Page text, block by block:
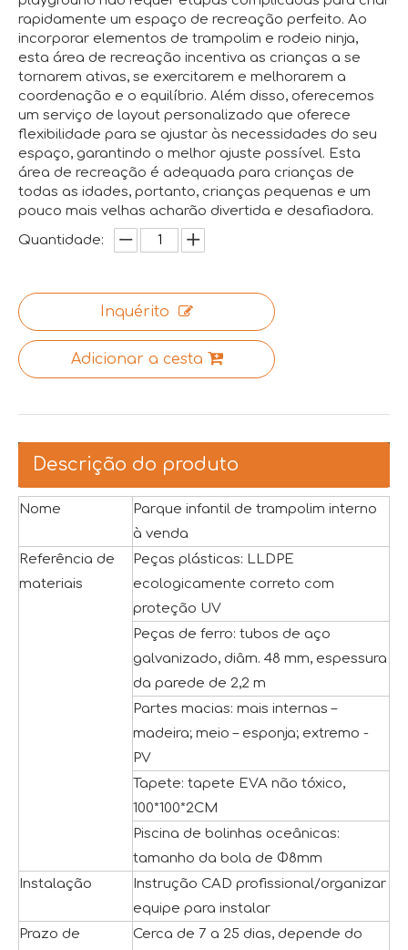
rapidamente um espaço de recreação perfeito. Ao
incorporar elementos de trampolim e rodeio ninja,
esta área de recreação incentiva as crianças a se
tornarem ativas, se exercitarem e melhorarem a
coordenação e o equilíbrio. Além disso, oferecemos
um serviço de layout personalizado que oferece
flexibilidade para se ajustar às necessidades do seu
espaço, garantindo o melhor ajuste possível. Esta
área de recreação é adequada para crianças de
todas as idades, portanto, crianças pequenas e um
pouco mais velhas acharão divertida e desafiadora.
Quantidade:
Inquérito
Adicionar a cesta
Descrição do produto
Nome
Parque infantil de trampolim interno
à venda
Referência de
materiais
Peças plásticas: LLDPE
ecologicamente correto com
proteção UV
Peças de ferro: tubos de aço
galvanizado, diâm. 48 mm, espessura
da parede de 2,2 m
Partes macias: mais internas –
madeira; meio – esponja; extremo -
PV
Tapete: tapete EVA não tóxico,
100*100*2CM
Piscina de bolinhas oceânicas:
tamanho da bola de Φ8mm
Instalação
Instrução CAD profissional/organizar
equipe para instalar
Prazo de
Cerca de 7 a 25 dias, depende do